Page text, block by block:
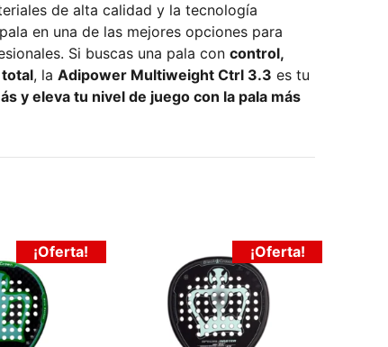
de alta calidad y la tecnología
en una de las mejores opciones para
jugadores avanzados y profesionales. Si buscas una pala con control,
, la Adipower Multiweight Ctrl 3.3 es tu
y eleva tu nivel de juego con la pala más
¡Oferta! ¡Oferta!